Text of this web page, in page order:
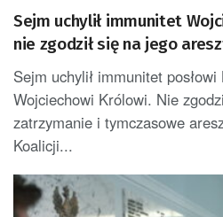
Sejm uchylił immunitet
nie zgodził się na jego
Sejm uchylił immunitet
Wojciechowi Królowi. Nie
zatrzymanie i tymczasowe
Koalicji...